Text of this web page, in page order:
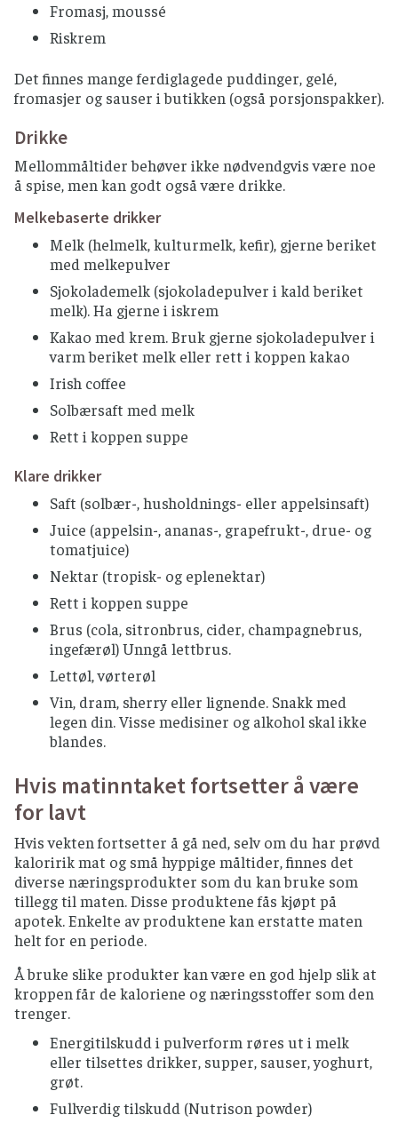
Fromasj, moussé
Riskrem
Det finnes mange ferdiglagede puddinger, gelé,
fromasjer og sauser i butikken (også porsjonspakker).
Drikke
Mellommåltider behøver ikke nødvendgvis være noe
å spise, men kan godt også være drikke.
Melkebaserte drikker
Melk (helmelk, kulturmelk, kefir), gjerne beriket
med melkepulver
Sjokolademelk (sjokoladepulver i kald beriket
melk). Ha gjerne i iskrem
Kakao med krem. Bruk gjerne sjokoladepulver i
varm beriket melk eller rett i koppen kakao
Irish coffee
Solbærsaft med melk
Rett i koppen suppe
Klare drikker
Saft (solbær-, husholdnings- eller appelsinsaft)
Juice (appelsin-, ananas-, grapefrukt-, drue- og
tomatjuice)
Nektar (tropisk- og eplenektar)
Rett i koppen suppe
Brus (cola, sitronbrus, cider, champagnebrus,
ingefærøl) Unngå lettbrus.
Lettøl, vørterøl
Vin, dram, sherry eller lignende. Snakk med
legen din. Visse medisiner og alkohol skal ikke
blandes.
Hvis matinntaket fortsetter å være
for lavt
Hvis vekten fortsetter å gå ned, selv om du har prøvd
kaloririk mat og små hyppige måltider, finnes det
diverse næringsprodukter som du kan bruke som
tillegg til maten. Disse produktene fås kjøpt på
apotek. Enkelte av produktene kan erstatte maten
helt for en periode.
Å bruke slike produkter kan være en god hjelp slik at
kroppen får de kaloriene og næringsstoffer som den
trenger.
Energitilskudd i pulverform røres ut i melk
eller tilsettes drikker, supper, sauser, yoghurt,
grøt.
Fullverdig tilskudd (Nutrison powder)